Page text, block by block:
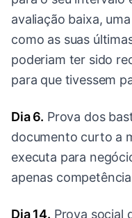
avaliação baixa,
como as suas
poderiam ter sido
para que tivessem
Dia 6. Prova dos
documento curto a
executa para
apenas
Dia 14. Prova social